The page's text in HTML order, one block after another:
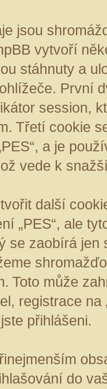
jsou
vytvoří
stáhnuty a
První
session,
Třetí cookie
a je
vede k
další
„PES“, ale
se zaobírá jen
Toto může
registrace
přihlášeni.
do